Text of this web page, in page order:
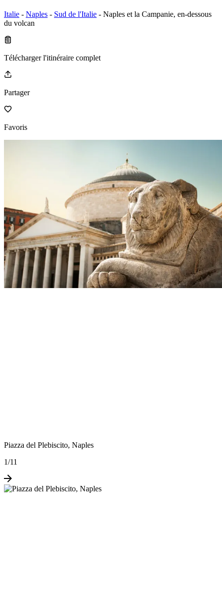
Italie - Naples - Sud de l'Italie - Naples et la Campanie, en-dessous
du volcan
Télécharger l'itinéraire complet
Partager
Favoris
Piazza del Plebiscito, Naples
1/11